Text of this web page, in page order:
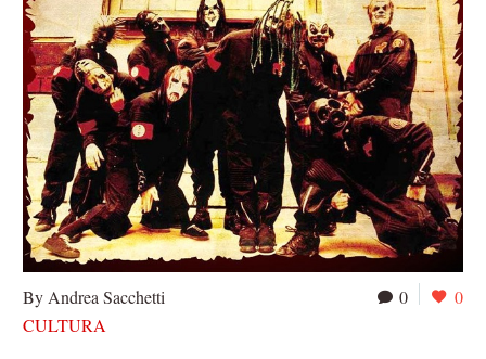
0 0
By Andrea Sacchetti
CULTURA